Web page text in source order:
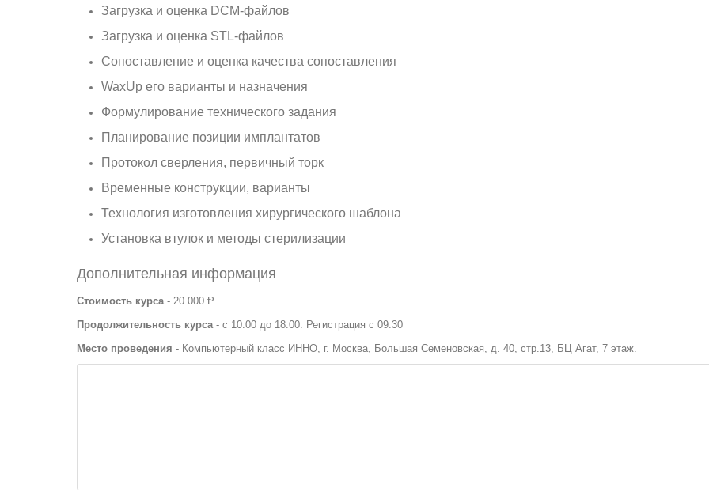
Загрузка и оценка DCM-файлов
Загрузка и оценка STL-файлов
Сопоставление и оценка качества сопоставления
WaxUp его варианты и назначения
Формулирование технического задания
Планирование позиции имплантатов
Протокол сверления, первичный торк
Временные конструкции, варианты
Технология изготовления хирургического шаблона
Установка втулок и методы стерилизации
Дополнительная информация
Стоимость курса- 20 000 Ᵽ
Продолжительность курса - с 10:00 до 18:00. Регистрация с 09:30
Место проведения - Компьютерный класс ИННО, г. Москва, Большая Семеновская, д. 40, стр.13, БЦ Агат, 7 этаж.